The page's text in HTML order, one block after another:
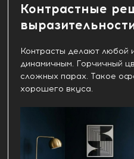
Контрастные
Контрасты делают любой
динамичным. Горчичный
сложных парах. Такое
хорошего вкуса.